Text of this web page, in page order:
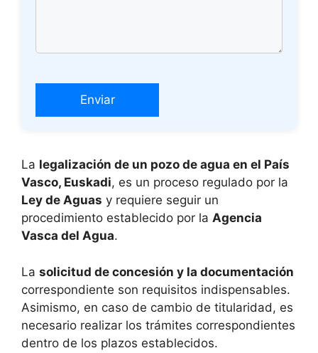
La legalización de un pozo de agua en el País
Vasco, Euskadi, es un proceso regulado por la
Ley de Aguas y requiere seguir un
procedimiento establecido por la Agencia
Vasca del Agua.
La solicitud de concesión y la documentación
correspondiente son requisitos indispensables.
Asimismo, en caso de cambio de titularidad, es
necesario realizar los trámites correspondientes
dentro de los plazos establecidos.